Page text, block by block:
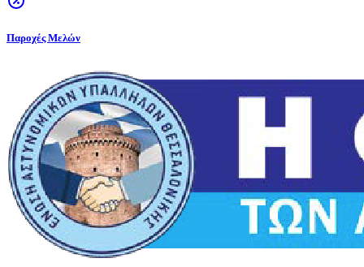
Παροχές Μελών